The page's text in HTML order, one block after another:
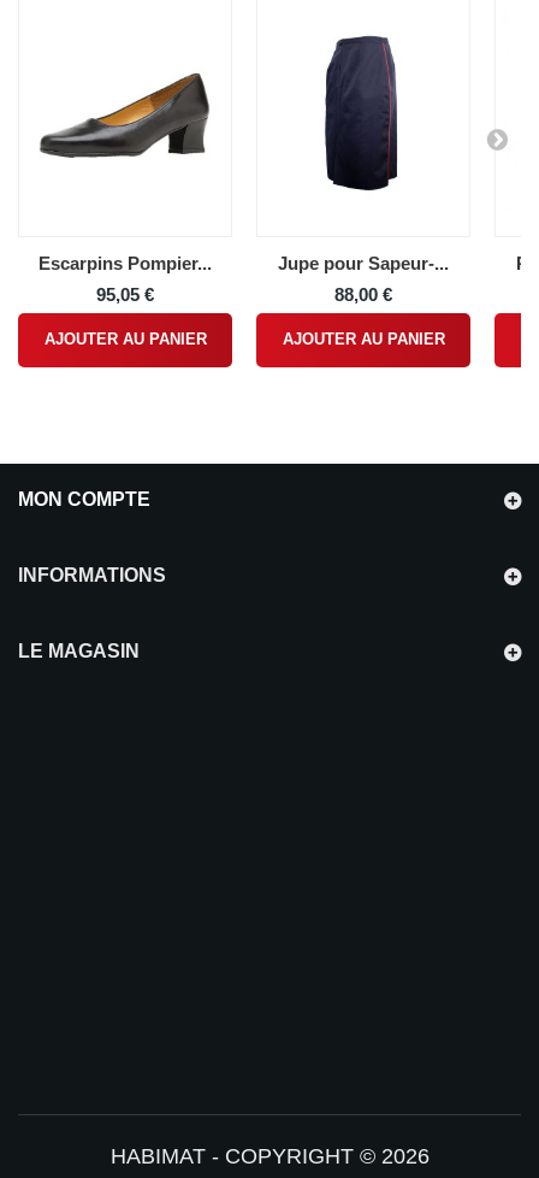
Escarpins Pompier...
95,05 €
AJOUTER AU PANIER
Jupe pour Sapeur-...
88,00 €
AJOUTER AU PANIER
MON COMPTE
INFORMATIONS
HABIMAT - COPYRIGHT © 2026
LE MAGASIN